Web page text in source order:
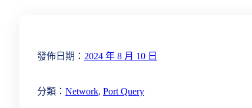
發佈日期： 2024 年 8 月 10 日
分類： Network, Port Query